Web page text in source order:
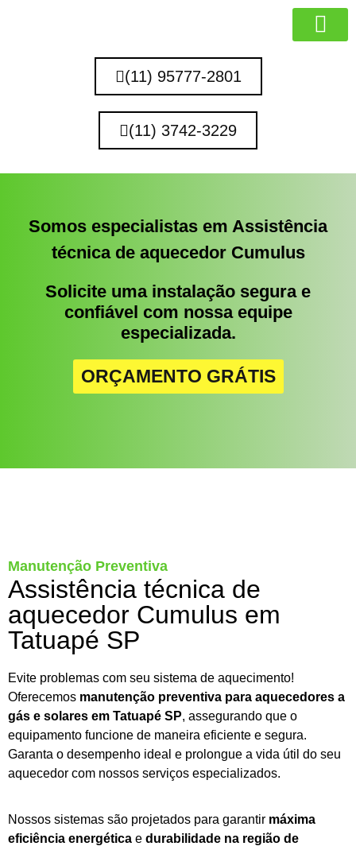
(11) 95777-2801
(11) 3742-3229
Somos especialistas em Assistência
técnica de aquecedor Cumulus
Solicite uma instalação segura e
confiável com nossa equipe
especializada.
ORÇAMENTO GRÁTIS
Manutenção Preventiva
Assistência técnica de
aquecedor Cumulus em
Tatuapé SP
Evite problemas com seu sistema de aquecimento!
Oferecemos manutenção preventiva para aquecedores a
gás e solares em Tatuapé SP, assegurando que o
equipamento funcione de maneira eficiente e segura.
Garanta o desempenho ideal e prolongue a vida útil do seu
aquecedor com nossos serviços especializados.
Nossos sistemas são projetados para garantir máxima
eficiência energética e durabilidade na região de